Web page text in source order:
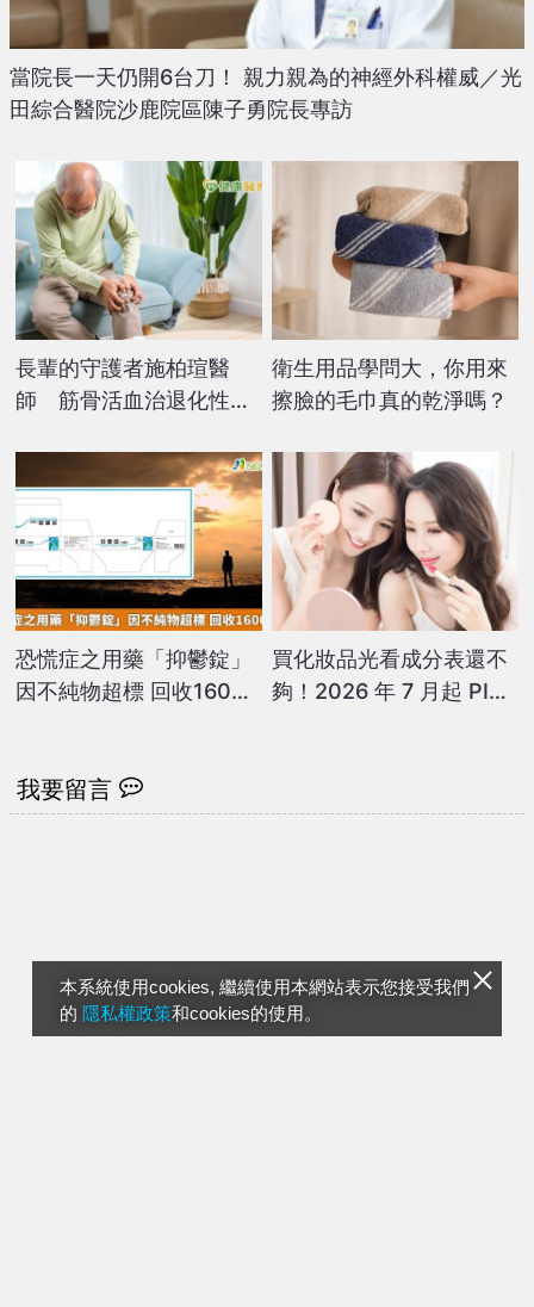
本系統使用cookies, 繼續使用本網站表示您接受我們
的 隱私權政策和cookies的使用。
當院長一天仍開6台刀！ 親力親為的神經外科權威／光
田綜合醫院沙鹿院區陳子勇院長專訪
長輩的守護者施柏瑄醫
師 筋骨活血治退化性關
衛生用品學問大，你用來
擦臉的毛巾真的乾淨嗎？
恐慌症之用藥「抑鬱錠」
因不純物超標 回收1600
買化妝品光看成分表還不
夠！2026 年 7 月起 PIF
我要留言